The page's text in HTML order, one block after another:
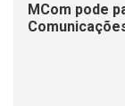
MCom pode